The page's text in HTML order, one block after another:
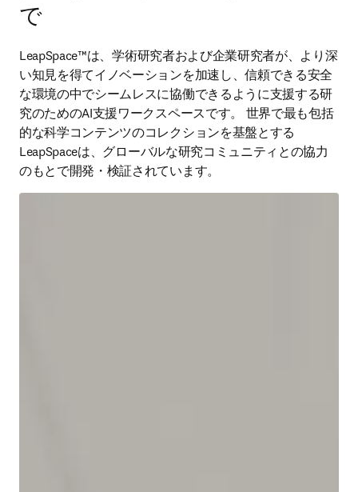
で
LeapSpace™は、学術研究者および企業研究者が、より深
い知見を得てイノベーションを加速し、信頼できる安全
な環境の中でシームレスに協働できるように支援する研
究のためのAI支援ワークスペースです。 世界で最も包括
的な科学コンテンツのコレクションを基盤とする
LeapSpaceは、グローバルな研究コミュニティとの協力
のもとで開発・検証されています。